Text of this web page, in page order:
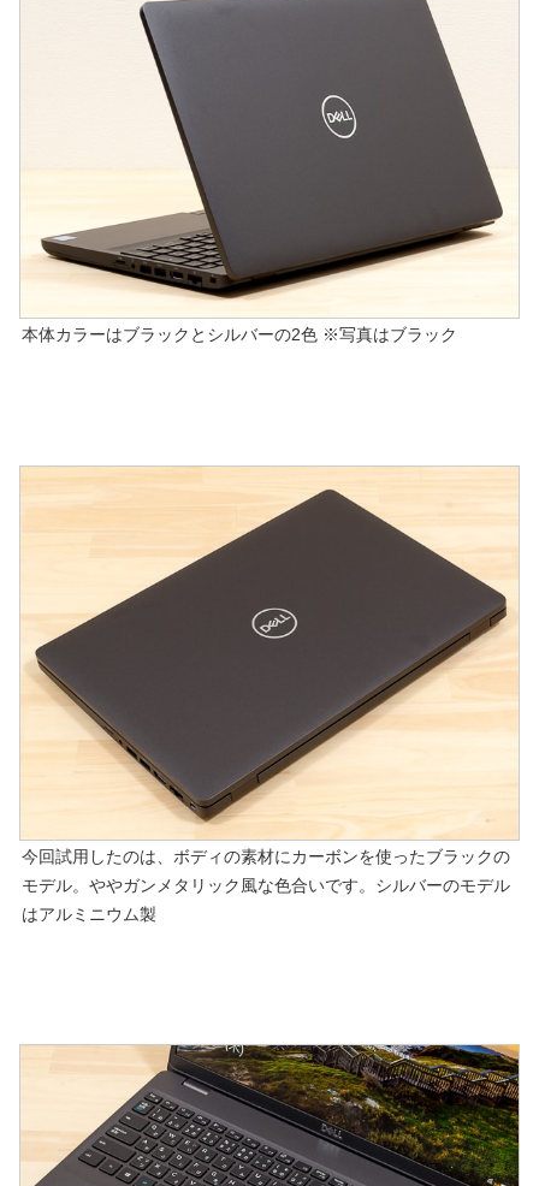
本体カラーはブラックとシルバーの2色 ※写真はブラック
今回試用したのは、ボディの素材にカーボンを使ったブラックの
モデル。ややガンメタリック風な色合いです。シルバーのモデル
はアルミニウム製